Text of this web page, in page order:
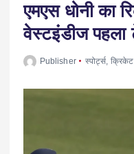
एमएस धोनी का
वेस्टइंडीज पहला
Publisher स्पोर्ट्स क्रिकेट